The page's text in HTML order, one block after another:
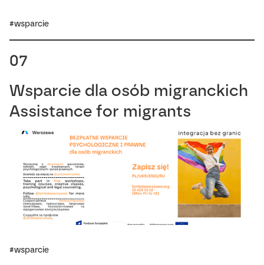
#wsparcie
07
Wsparcie dla osób migranckich
Assistance for migrants
#wsparcie